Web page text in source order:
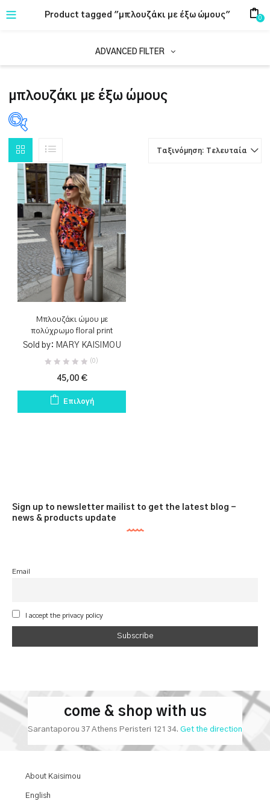
Product tagged "μπλουζάκι με έξω ώμους" 0
ADVANCED FILTER
μπλουζάκι με έξω ώμους
PRODUCT CATEGORIES
1
ΕΝΔΥΜΑΤΑ
ΕΤΙΚΈΤΕΣ ΠΡΟΪΌΝΤΟΣ
casual καλοκαιρινό μπλουζάκι
1
statement μπλουζάκι
ελληνικό eshop γυναικείας ένδυσης
καλοκαιρινό τοπ 2025
μπλουζάκι με έντονα χρώματα
PRODUCT SIZE
1
S M L
Ταξινόμηση: Τελευταία
Μπλουζάκι ώμου με
πολύχρωμο floral print
Sold by: MARY KAISIMOU
(0)
45,00 €
Επιλογή
Sign up to newsletter mailist to get the latest blog -
news & products update
Email
I accept the privacy policy
come & shop with us
Sarantaporou 37 Athens Peristeri 121 34. Get the direction
About Kaisimou
English